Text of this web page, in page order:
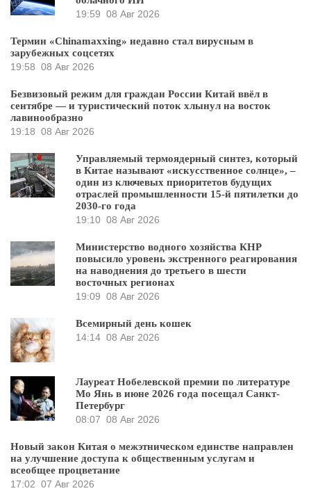
19:59 08 Авг 2026
Термин «Chinamaxxing» недавно стал вирусным в
зарубежных соцсетях
19:58 08 Авг 2026
Безвизовый режим для граждан России Китай ввёл в
сентябре — и туристический поток хлынул на восток
лавинообразно
19:18 08 Авг 2026
Управляемый термоядерный синтез, который
в Китае называют «искусственное солнце», –
один из ключевых приоритетов будущих
отраслей промышленности 15-й пятилетки до
2030-го года
19:10 08 Авг 2026
Министерство водного хозяйства КНР
повысило уровень экстренного реагирования
на наводнения до третьего в шести
восточных регионах
19:09 08 Авг 2026
Всемирный день кошек
14:14 08 Авг 2026
Лауреат Нобелевской премии по литературе
Мо Янь в июне 2026 года посещал Санкт-
Петербург
08:07 08 Авг 2026
Новый закон Китая о межэтническом единстве направлен
на улучшение доступа к общественным услугам и
всеобщее процветание
17:02 07 Авг 2026